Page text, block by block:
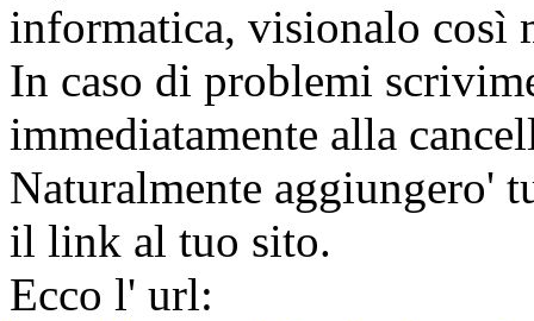
informatica, visionalo così
In caso di problemi
immediatamente alla
Naturalmente aggiungero'
il link al tuo sito.
Ecco l' url: